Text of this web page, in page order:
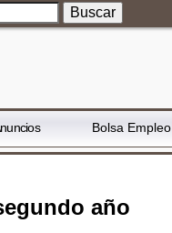
Bolsa Empleo
año